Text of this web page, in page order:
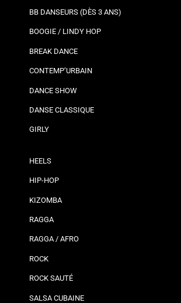
BB DANSEURS (DÈS 3 ANS)
BOOGIE / LINDY HOP
BREAK DANCE
CONTEMP’URBAIN
DANCE SHOW
DANSE CLASSIQUE
GIRLY
HEELS
HIP-HOP
KIZOMBA
RAGGA
RAGGA / AFRO
ROCK
ROCK SAUTÉ
SALSA CUBAINE